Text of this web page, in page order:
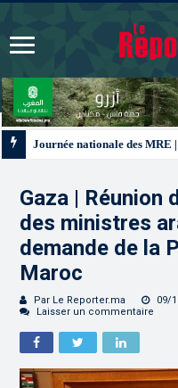
Gaza | Réunion
des ministres
demande de la
Maroc
Par Le Reporter.ma 09/
Laisser un commentaire